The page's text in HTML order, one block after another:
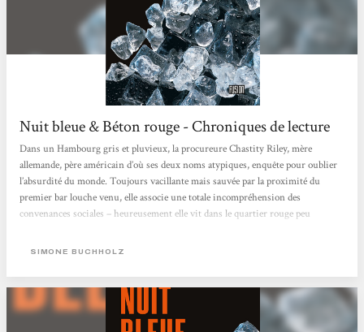
Nuit bleue & Béton rouge - Chroniques de lecture
Dans un Hambourg gris et pluvieux, la procureure Chastity Riley, mère
allemande, père américain d’où ses deux noms atypiques, enquête pour oublier
l’absurdité du monde. Toujours vacillante mais sauvée par la proximité du
premier bar louche venu, elle associe une totale incompréhension des
convenances sociales – heureusement elle vit dans le quartier rouge peu
perspicacité teintée d’empathie plus handicapante qu’autre chose. À ce cocktail,
SIMONE BUCHHOLZ